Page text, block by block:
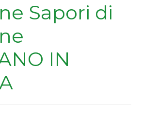
Sapori di
IN